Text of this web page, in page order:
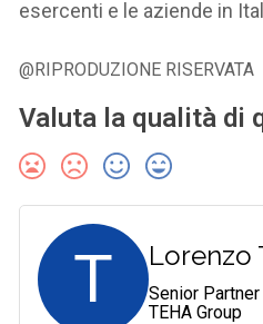
esercenti e le aziende in
@RIPRODUZIONE RISERVATA
Valuta la qualità di
T Lorenzo
Senior
TEHA Group